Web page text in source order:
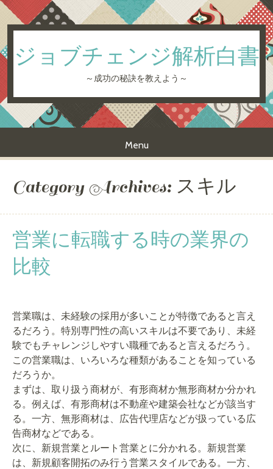
ジョブチェンジ解析白書
～成功の秘訣を教えよう～
Menu
Skip to content
Category Archives: スキル
営業に転職する時の業界の
比較
営業職は、未経験の採用が多いことが特徴であると言え
るだろう。特別専門性の高いスキルは不要であり、未経
験でもチャレンジしやすい職種であると言えるだろう。
この営業職は、いろいろな種類があることを知っている
だろうか。
まずは、取り扱う商材が、有形商材か無形商材か分かれ
る。例えば、有形商材は不動産や建築会社などが該当す
る。一方、無形商材は、広告代理店などが扱っている広
告商材などである。
次に、新規営業とルート営業とに分かれる。新規営業
は、新規顧客開拓のみ行う営業スタイルである。一方、